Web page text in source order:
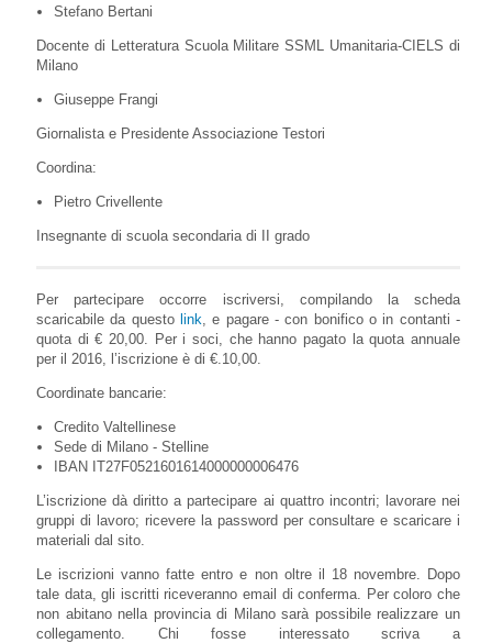
Stefano Bertani
Docente di Letteratura Scuola Militare SSML Umanitaria-CIELS di
Milano
Giuseppe Frangi
Giornalista e Presidente Associazione Testori
Coordina:
Pietro Crivellente
Insegnante di scuola secondaria di II grado
Per partecipare occorre iscriversi, compilando la scheda
scaricabile da questo link , e pagare - con bonifico o in contanti -
quota di € 20,00. Per i soci, che hanno pagato la quota annuale
per il 2016, l’iscrizione è di €.10,00.
Coordinate bancarie:
Credito Valtellinese
Sede di Milano - Stelline
IBAN IT27F0521601614000000006476
L’iscrizione dà diritto a partecipare ai quattro incontri; lavorare nei
gruppi di lavoro; ricevere la password per consultare e scaricare i
materiali dal sito.
Le iscrizioni vanno fatte entro e non oltre il 18 novembre. Dopo
tale data, gli iscritti riceveranno email di conferma. Per coloro che
non abitano nella provincia di Milano sarà possibile realizzare un
collegamento. Chi fosse interessato scriva a